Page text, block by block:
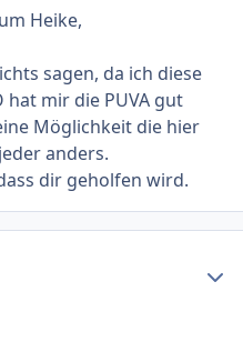
Heike,
sagen, da ich diese
hat mir die PUVA gut
Möglichkeit die hier
anders.
dir geholfen wird.